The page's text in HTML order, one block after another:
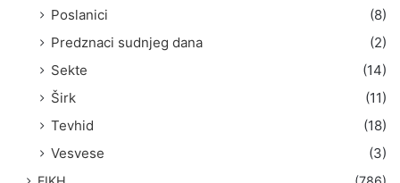
Poslanici
(8)
Predznaci sudnjeg dana
(2)
Sekte
(14)
Širk
(11)
Tevhid
(18)
Vesvese
(3)